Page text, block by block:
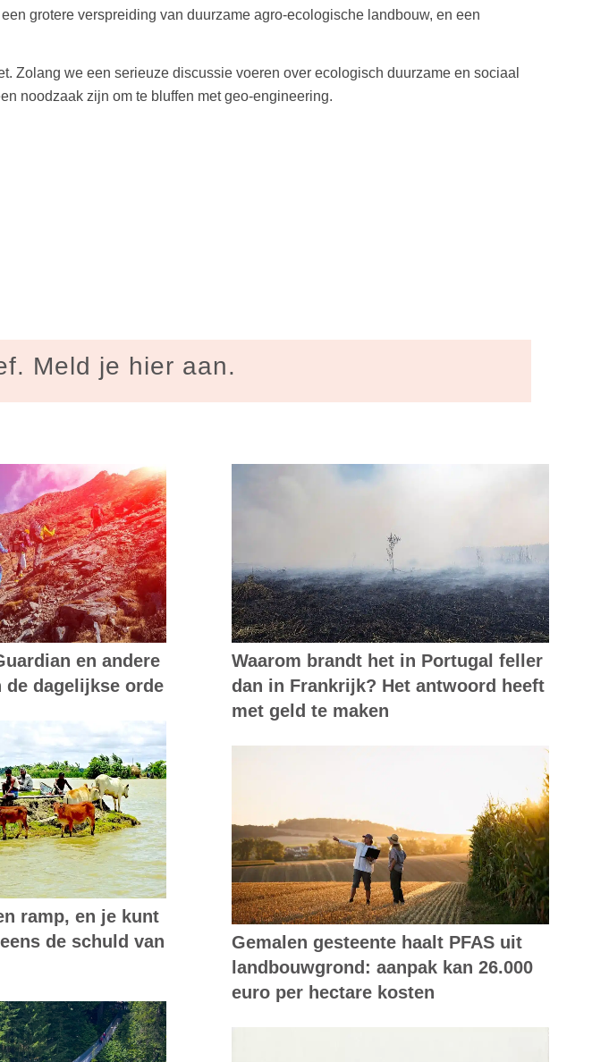
grotere verspreiding van duurzame agro-ecologische landbouw, en een
Zolang we een serieuze discussie voeren over ecologisch duurzame en sociaal
noodzaak zijn om te bluffen met geo-engineering.
Meld je hier aan.
en andere
de dagelijkse orde
ramp, en je kunt
de schuld van
Waarom brandt het in Portugal feller
dan in Frankrijk? Het antwoord heeft
met geld te maken
Gemalen gesteente haalt PFAS uit
landbouwgrond: aanpak kan 26.000
euro per hectare kosten